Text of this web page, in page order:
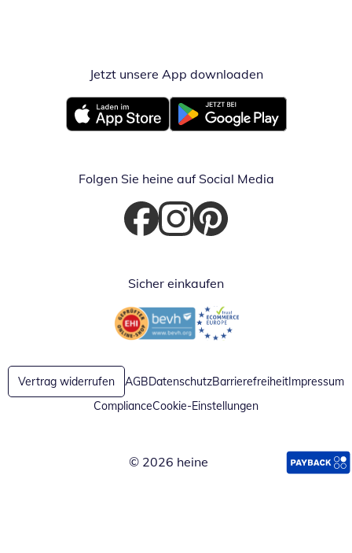
Jetzt unsere App downloadenÖffnet in
Öffnet in neuem FensterÖffnet in neuem Fenster
Folgen Sie heine auf Social Media
Öffnet in neuem Fenster
Öffnet in neuem Fenster
Öffnet in neuem Fenster
Sicher einkaufen
Öffnet in neuem FensterÖffnet in neuem Fenster
Vertrag widerrufen AGBDatenschutzBarrierefreiheitImpressum
ComplianceCookie-Einstellungen
© 2026 heine